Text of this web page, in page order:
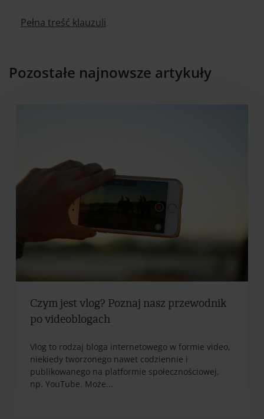
Pełna treść klauzuli
Pozostałe najnowsze artykuły
Czym jest vlog? Poznaj nasz przewodnik
po videoblogach
Vlog to rodzaj bloga internetowego w formie video,
niekiedy tworzonego nawet codziennie i
publikowanego na platformie społecznościowej,
np. YouTube. Może...